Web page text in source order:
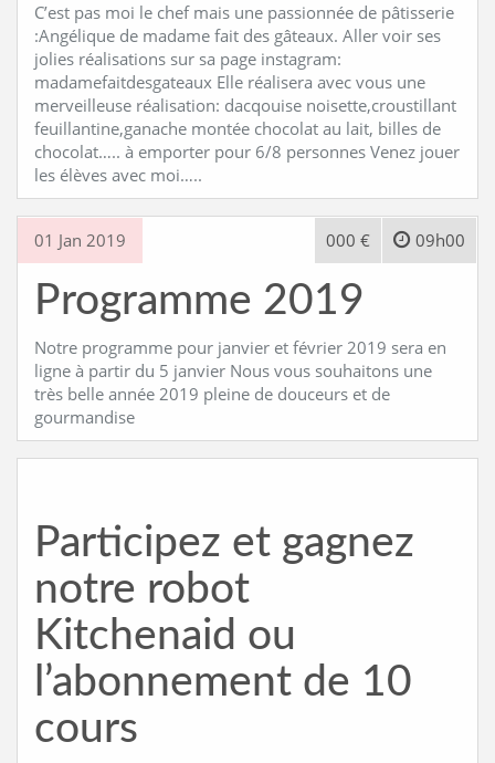
C’est pas moi le chef mais une passionnée de pâtisserie
:Angélique de madame fait des gâteaux. Aller voir ses
jolies réalisations sur sa page instagram:
madamefaitdesgateaux Elle réalisera avec vous une
merveilleuse réalisation: dacqouise noisette,croustillant
feuillantine,ganache montée chocolat au lait, billes de
chocolat….. à emporter pour 6/8 personnes Venez jouer
les élèves avec moi…..
01 Jan 2019 09h00
000 €
Programme 2019
Notre programme pour janvier et février 2019 sera en
ligne à partir du 5 janvier Nous vous souhaitons une
très belle année 2019 pleine de douceurs et de
gourmandise
Participez et gagnez
notre robot
Kitchenaid ou
l’abonnement de 10
cours